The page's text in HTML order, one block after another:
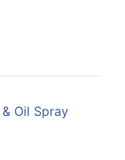
Oil Spray